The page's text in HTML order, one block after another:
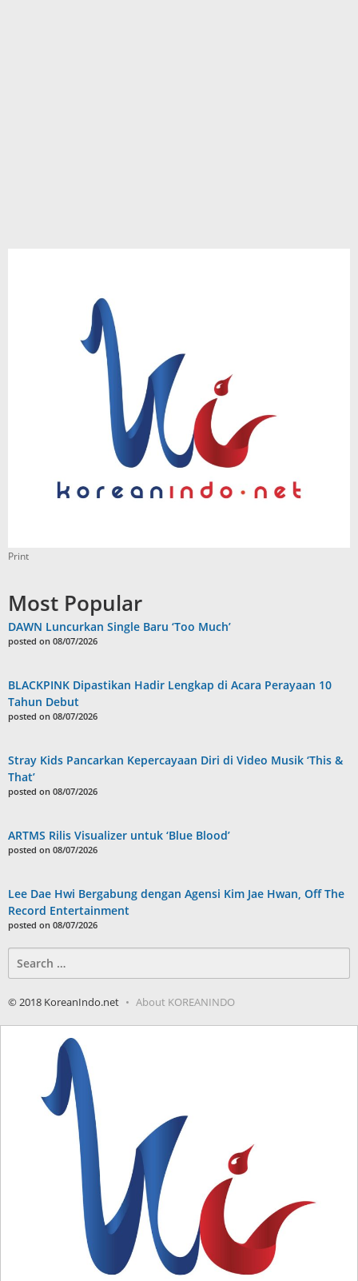
Print
Most Popular
DAWN Luncurkan Single Baru ‘Too Much’
posted on 08/07/2026
BLACKPINK Dipastikan Hadir Lengkap di Acara Perayaan 10
Tahun Debut
posted on 08/07/2026
Stray Kids Pancarkan Kepercayaan Diri di Video Musik ‘This &
That’
posted on 08/07/2026
ARTMS Rilis Visualizer untuk ‘Blue Blood’
posted on 08/07/2026
Lee Dae Hwi Bergabung dengan Agensi Kim Jae Hwan, Off The
Record Entertainment
posted on 08/07/2026
for:
© 2018 KoreanIndo.net About KOREANINDO